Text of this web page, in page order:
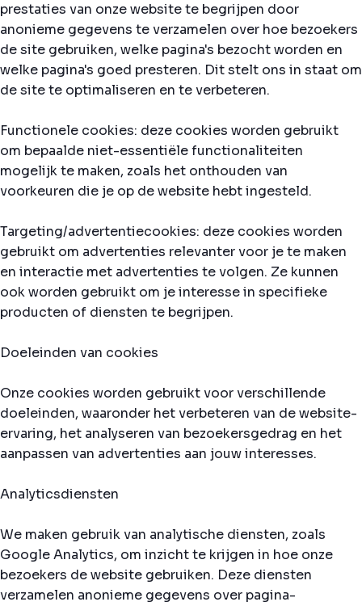
prestaties van onze website te begrijpen door
anonieme gegevens te verzamelen over hoe bezoekers
de site gebruiken, welke pagina's bezocht worden en
welke pagina's goed presteren. Dit stelt ons in staat om
de site te optimaliseren en te verbeteren.
Functionele cookies: deze cookies worden gebruikt
om bepaalde niet-essentiële functionaliteiten
mogelijk te maken, zoals het onthouden van
voorkeuren die je op de website hebt ingesteld.
Targeting/advertentiecookies: deze cookies worden
gebruikt om advertenties relevanter voor je te maken
en interactie met advertenties te volgen. Ze kunnen
ook worden gebruikt om je interesse in specifieke
producten of diensten te begrijpen.
Doeleinden van cookies
Onze cookies worden gebruikt voor verschillende
doeleinden, waaronder het verbeteren van de website-
ervaring, het analyseren van bezoekersgedrag en het
aanpassen van advertenties aan jouw interesses.
Analyticsdiensten
We maken gebruik van analytische diensten, zoals
Google Analytics, om inzicht te krijgen in hoe onze
bezoekers de website gebruiken. Deze diensten
verzamelen anonieme gegevens over pagina-